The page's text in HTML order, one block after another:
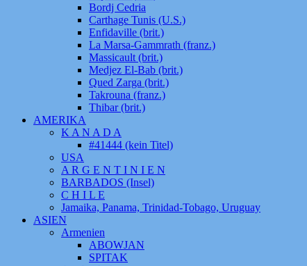
Bordj Cedria
Carthage Tunis (U.S.)
Enfidaville (brit.)
La Marsa-Gammrath (franz.)
Massicault (brit.)
Medjez El-Bab (brit.)
Qued Zarga (brit.)
Takrouna (franz.)
Thibar (brit.)
AMERIKA
K A N A D A
#41444 (kein Titel)
USA
A R G E N T I N I E N
BARBADOS (Insel)
C H I L E
Jamaika, Panama, Trinidad-Tobago, Uruguay
ASIEN
Armenien
ABOWJAN
SPITAK